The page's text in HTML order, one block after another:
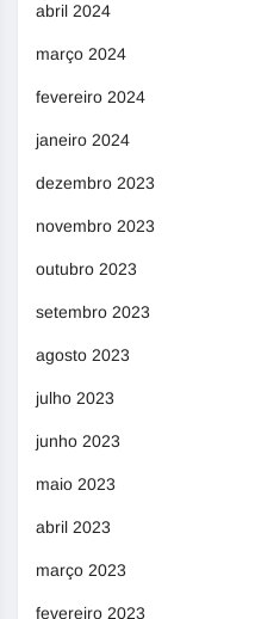
abril 2024
março 2024
fevereiro 2024
janeiro 2024
dezembro 2023
novembro 2023
outubro 2023
setembro 2023
agosto 2023
julho 2023
junho 2023
maio 2023
abril 2023
março 2023
fevereiro 2023